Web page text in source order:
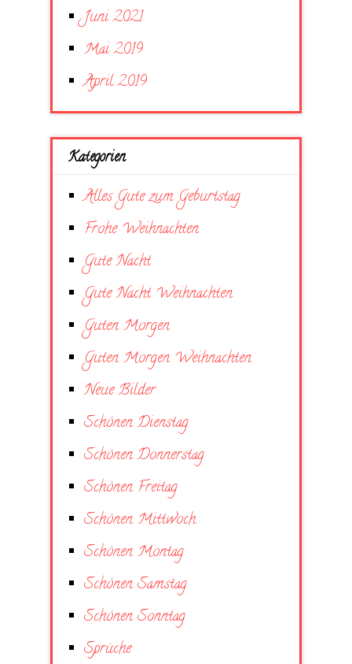
Juni 2021
Mai 2019
April 2019
Kategorien
Alles Gute zum Geburtstag
Frohe Weihnachten
Gute Nacht
Gute Nacht Weihnachten
Guten Morgen
Guten Morgen Weihnachten
Neue Bilder
Schönen Dienstag
Schönen Donnerstag
Schönen Freitag
Schönen Mittwoch
Schönen Montag
Schönen Samstag
Schönen Sonntag
Sprüche